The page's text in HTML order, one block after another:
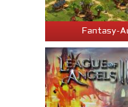
Fantasy-